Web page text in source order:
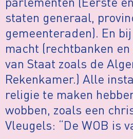
staten generaal,
gemeenteraden). En
macht (rechtbanken
van Staat zoals de
Rekenkamer.) Alle
religie te maken
wobben, zoals een
Vleugels: “De WOB is